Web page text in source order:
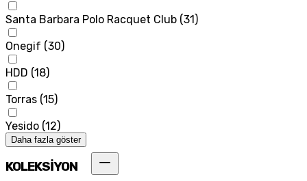
Santa Barbara Polo Racquet Club (31)
Onegif (30)
HDD (18)
Torras (15)
Yesido (12)
Daha fazla göster
KOLEKSİYON